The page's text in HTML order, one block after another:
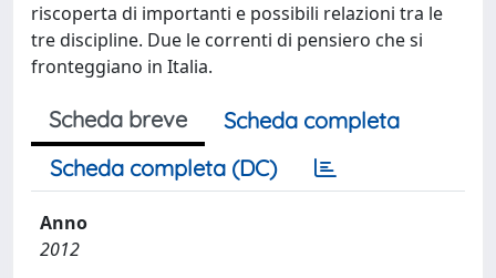
riscoperta di importanti e possibili relazioni tra le
tre discipline. Due le correnti di pensiero che si
fronteggiano in Italia.
Scheda breve
Scheda completa
Scheda completa (DC)
Anno
2012